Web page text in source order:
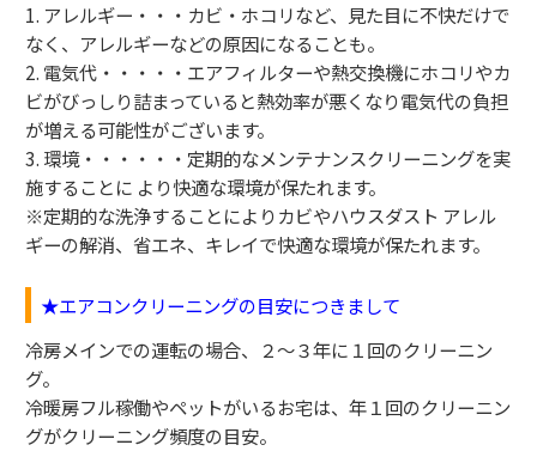
1. アレルギー・・・カビ・ホコリなど、見た目に不快だけで
なく、アレルギーなどの原因になることも。
2. 電気代・・・・・エアフィルターや熱交換機にホコリやカ
ビがびっしり詰まっていると熱効率が悪くなり電気代の負担
が増える可能性がございます。
3. 環境・・・・・・定期的なメンテナンスクリーニングを実
施することに より快適な環境が保たれます。
※定期的な洗浄することによりカビやハウスダスト アレル
ギーの解消、省エネ、キレイで快適な環境が保たれます。
★エアコンクリーニングの目安につきまして
冷房メインでの運転の場合、２～３年に１回のクリーニン
グ。
冷暖房フル稼働やペットがいるお宅は、年１回のクリーニン
グがクリーニング頻度の目安。